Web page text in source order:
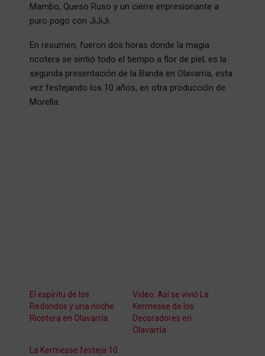
Mambo, Queso Ruso y un cierre impresionante a
puro pogo con JiJiJi.
En resumen, fueron dos horas donde la magia
ricotera se sintió todo el tiempo a flor de piel, es la
segunda presentación de la Banda en Olavarría, esta
vez festejando los 10 años, en otra producción de
Morella.
El espíritu de los
Redondos y una noche
Ricotera en Olavarría
Video: Así se vivió La
Kermesse de los
Decoradores en
Olavarría
La Kermesse festeja 10